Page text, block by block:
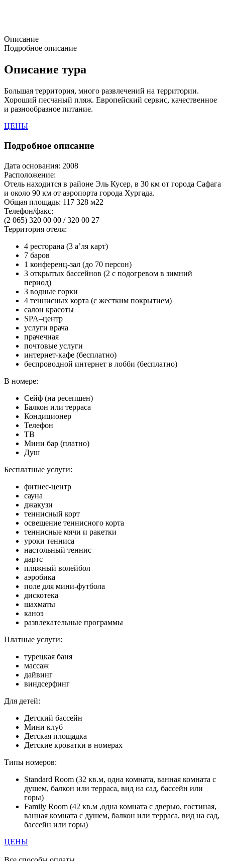
Описание
Подробное описание
Описание тура
Большая территория, много развлечений на территории.
Хороший песчаный пляж. Европейский сервис, качественное
и разнообразное питание.
ЦЕНЫ
Подробное описание
Дата основания: 2008
Расположение:
Отель находится в районе Эль Кусер, в 30 км от города Сафага
и около 90 км от аэропорта города Хургада.
Общая площадь: 117 328 м22
Телефон/факс:
(2 065) 320 00 00 / 320 00 27
Территория отеля:
4 ресторана (3 а’ля карт)
7 баров
1 конференц-зал (до 70 персон)
3 открытых бассейнов (2 с подогревом в зимний
период)
3 водные горки
4 теннисных корта (с жестким покрытием)
салон красоты
SPA–центр
услуги врача
прачечная
почтовые услуги
интернет-кафе (бесплатно)
беспроводной интернет в лобби (бесплатно)
В номере:
Сейф (на ресепшен)
Балкон или терраса
Кондиционер
Телефон
ТВ
Мини бар (платно)
Душ
Бесплатные услуги:
фитнес-центр
сауна
джакузи
теннисный корт
освещение теннисного корта
теннисные мячи и ракетки
уроки тенниса
настольный теннис
дартс
пляжный волейбол
аэробика
поле для мини-футбола
дискотека
шахматы
каноэ
развлекательные программы
Платные услуги:
турецкая баня
массаж
дайвинг
виндсерфинг
Для детей:
Детский бассейн
Мини клуб
Детская площадка
Детские кроватки в номерах
Типы номеров:
Standard Room (32 кв.м, одна комната, ванная комната с
душем, балкон или терраса, вид на сад, бассейн или
горы)
Family Room (42 кв.м ,одна комната с дверью, гостиная,
ванная комната с душем, балкон или терраса, вид на сад,
бассейн или горы)
ЦЕНЫ